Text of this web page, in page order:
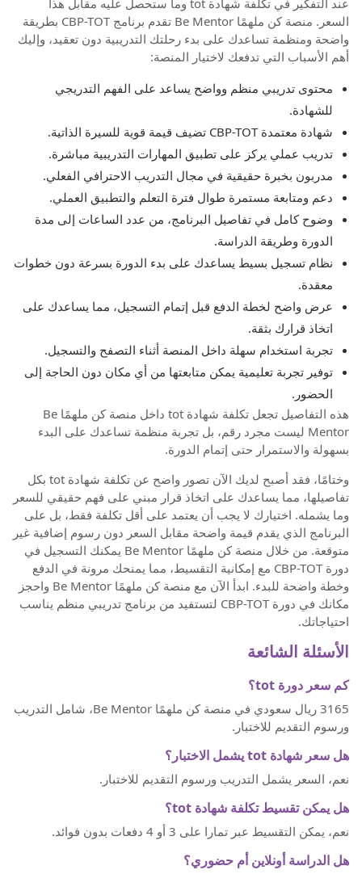
السعر. منصة كن ملهمًا Be Mentor تقدم برنامج CBP-TOT بطريقة
واضحة ومنظمة تساعدك على بدء رحلتك التدريبية دون تعقيد، وإليك
أهم الأسباب التي تدفعك لاختيار المنصة:
محتوى تدريبي منظم وواضح يساعد على الفهم التدريجي
للشهادة.
شهادة معتمدة CBP-TOT تضيف قيمة قوية للسيرة الذاتية.
تدريب عملي يركز على تطبيق المهارات التدريبية مباشرة.
مدربون بخبرة حقيقية في مجال التدريب الاحترافي الفعلي.
دعم ومتابعة مستمرة طوال فترة التعلم والتطبيق العملي.
وضوح كامل في تفاصيل البرنامج، من عدد الساعات إلى مدة
الدورة وطريقة الدراسة.
نظام تسجيل بسيط يساعدك على بدء الدورة بسرعة دون خطوات
معقدة.
عرض واضح لخطة الدفع قبل إتمام التسجيل، مما يساعدك على
اتخاذ قرارك بثقة.
تجربة استخدام سهلة داخل المنصة أثناء التصفح والتسجيل.
توفير تجربة تعليمية يمكن متابعتها من أي مكان دون الحاجة إلى
الحضور.
هذه التفاصيل تجعل تكلفة شهادة tot داخل منصة كن ملهمًا Be
Mentor ليست مجرد رقم، بل تجربة منظمة تساعدك على البدء
بسهولة والاستمرار حتى إتمام الدورة.
وختامًا، فقد أصبح لديك الآن تصور واضح عن تكلفة شهادة tot بكل
تفاصيلها، مما يساعدك على اتخاذ قرار مبني على فهم حقيقي للسعر
وما يشمله. اختيارك لا يجب أن يعتمد على أقل تكلفة فقط، بل على
البرنامج الذي يقدم قيمة واضحة مقابل السعر دون رسوم إضافية غير
متوقعة. من خلال منصة كن ملهمًا Be Mentor يمكنك التسجيل في
دورة CBP-TOT مع إمكانية التقسيط، مما يمنحك مرونة في الدفع
وخطة واضحة للبدء. ابدأ الآن مع منصة كن ملهمًا Be Mentor واحجز
مكانك في دورة CBP-TOT لتستفيد من برنامج تدريبي منظم يناسب
احتياجاتك.
الأسئلة الشائعة
كم سعر دورة tot؟
3165 ريال سعودي في منصة كن ملهمًا Be Mentor، شامل التدريب
ورسوم التقديم للاختبار.
هل سعر شهادة tot يشمل الاختبار؟
نعم، السعر يشمل التدريب ورسوم التقديم للاختبار.
هل يمكن تقسيط تكلفة شهادة tot؟
نعم، يمكن التقسيط عبر تمارا على 3 أو 4 دفعات بدون فوائد.
هل الدراسة أونلاين أم حضوري؟